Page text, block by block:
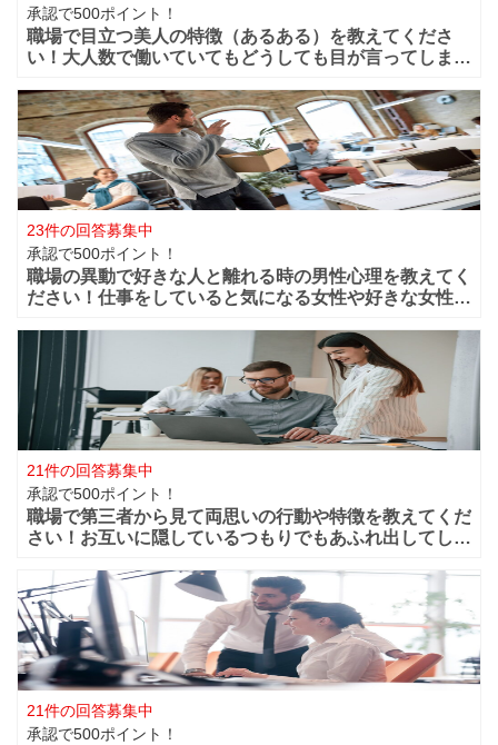
承認で500ポイント！
職場で目立つ美人の特徴（あるある）を教えてくださ
い！大人数で働いていてもどうしても目が言ってしまう
ってしまうような美人は職場ではどの様な行動や特徴が
あるのでしょうか？ファッションセンスが良い
23件の回答募集中
承認で500ポイント！
職場の異動で好きな人と離れる時の男性心理を教えてく
ださい！仕事をしていると気になる女性や好きな女性な
仲良く過ごせたけど異動になってしまうと離れてしまい
ます。 男性的には好きな女性がいた場合は
21件の回答募集中
承認で500ポイント！
職場で第三者から見て両思いの行動や特徴を教えてくだ
さい！お互いに隠しているつもりでもあふれ出してしま
僚・上司から見ても、それって両想いじゃない？って行
動などってありますよね？ 第三者から見て
21件の回答募集中
承認で500ポイント！